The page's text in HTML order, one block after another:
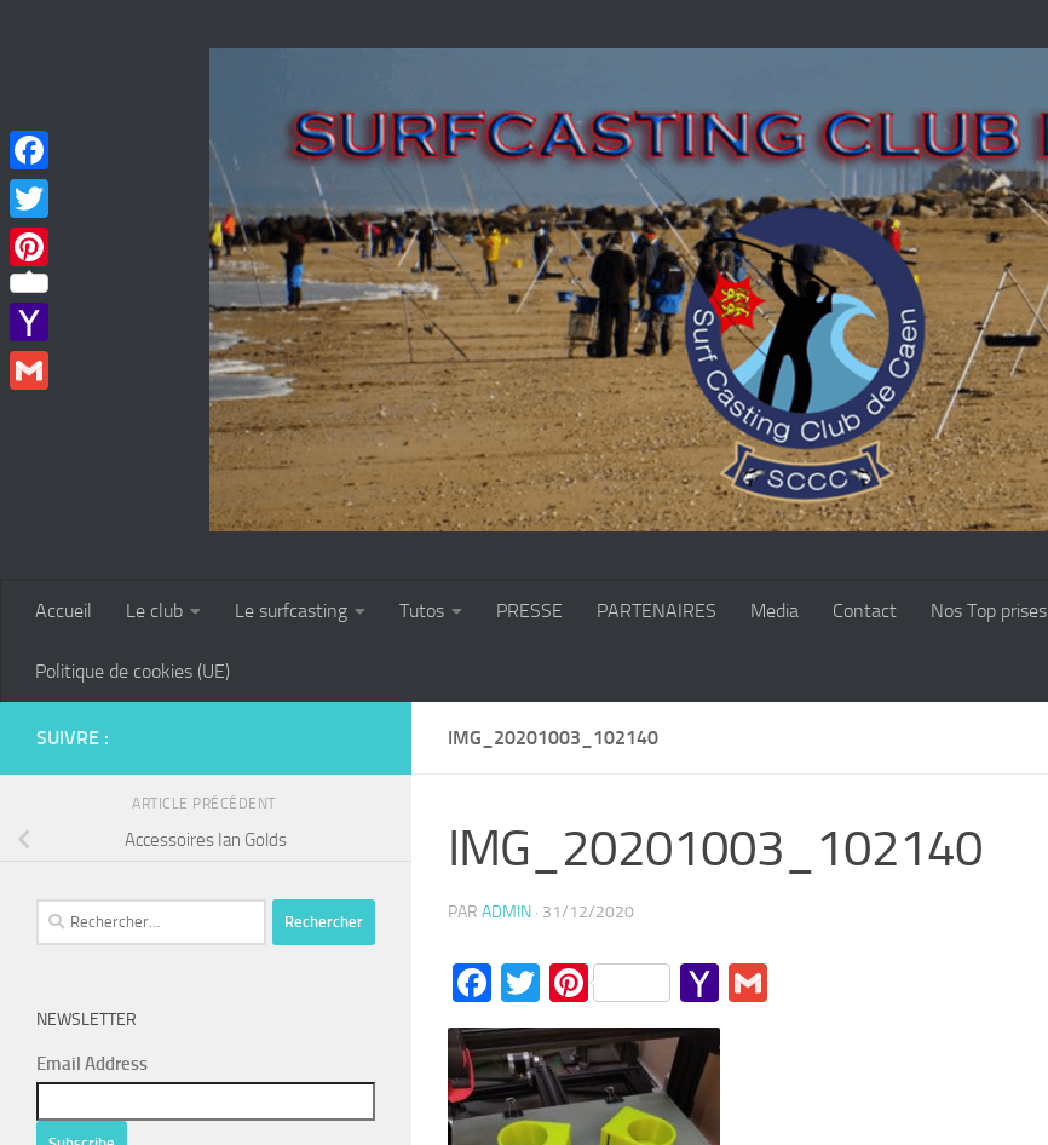
Accueil Le club Le surfcasting Tutos PRESSE PARTENAIRES Media Contact Nos Top prises
Politique de cookies (UE)
IMG_20201003_102140
IMG_20201003_102140
PAR ADMIN · 31/12/2020
Facebook
TwitterPinterestYahoo
Mail
SUIVRE :
ARTICLE PRÉCÉDENT
Accessoires Ian Golds
Rechercher :
NEWSLETTER
Email Address
Facebook
Twitter
Pinterest
Yahoo